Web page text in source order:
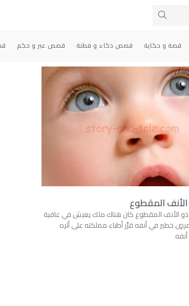
قصة و حكاية قصص ذكاء و فطنة قصص عبر و حكم
المقطوع
الأنف المقطوع كان هناك ملك يعيش في عافية
خطير في أنفه قرَّر أطباء مملكته على أثره